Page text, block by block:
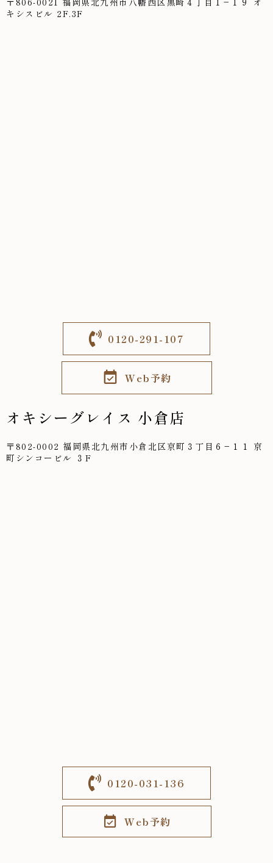
キシスビル 2F.3F
0120-291-107
Web予約
オキシーグレイス 小倉店
〒802-0002 福岡県北九州市小倉北区京町３丁目６−１１ 京
町シンコービル ３F
0120-031-136
Web予約